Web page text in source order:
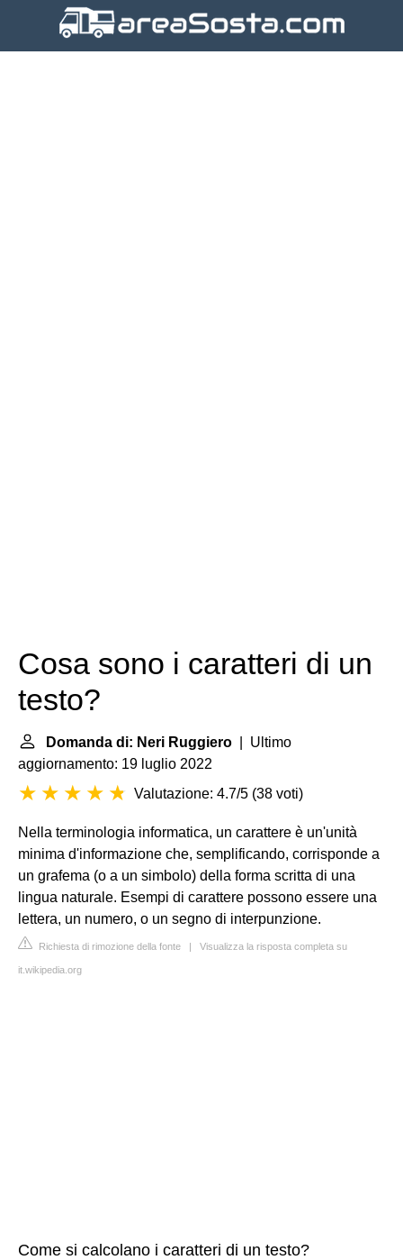
Cosa sono i caratteri di un
testo?
Domanda di: Neri Ruggiero | Ultimo
aggiornamento: 19 luglio 2022
Valutazione: 4.7/5 (38 voti)
Nella terminologia informatica, un carattere è un'unità
minima d'informazione che, semplificando, corrisponde a
un grafema (o a un simbolo) della forma scritta di una
lingua naturale. Esempi di carattere possono essere una
lettera, un numero, o un segno di interpunzione.
Richiesta di rimozione della fonte | Visualizza la risposta completa su
it.wikipedia.org
Come si calcolano i caratteri di un testo?